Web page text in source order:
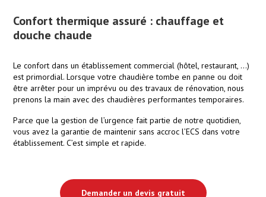
Confort thermique assuré : chauffage et
douche chaude
Le confort dans un établissement commercial (hôtel, restaurant, …)
est primordial. Lorsque votre chaudière tombe en panne ou doit
être arrêter pour un imprévu ou des travaux de rénovation, nous
prenons la main avec des chaudières performantes temporaires.
Parce que la gestion de l’urgence fait partie de notre quotidien,
vous avez la garantie de maintenir sans accroc l’ECS dans votre
établissement. C’est simple et rapide.
Demander un devis gratuit